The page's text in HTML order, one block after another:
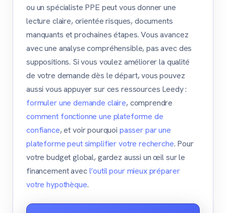
ou un spécialiste PPE peut vous donner une
lecture claire, orientée risques, documents
manquants et prochaines étapes. Vous avancez
avec une analyse compréhensible, pas avec des
suppositions. Si vous voulez améliorer la qualité
de votre demande dès le départ, vous pouvez
aussi vous appuyer sur ces ressources Leedy :
formuler une demande claire, comprendre
comment fonctionne une plateforme de
confiance, et voir pourquoi passer par une
plateforme peut simplifier votre recherche. Pour
votre budget global, gardez aussi un œil sur le
financement avecl’outil pour mieux préparer
votre hypothèque.